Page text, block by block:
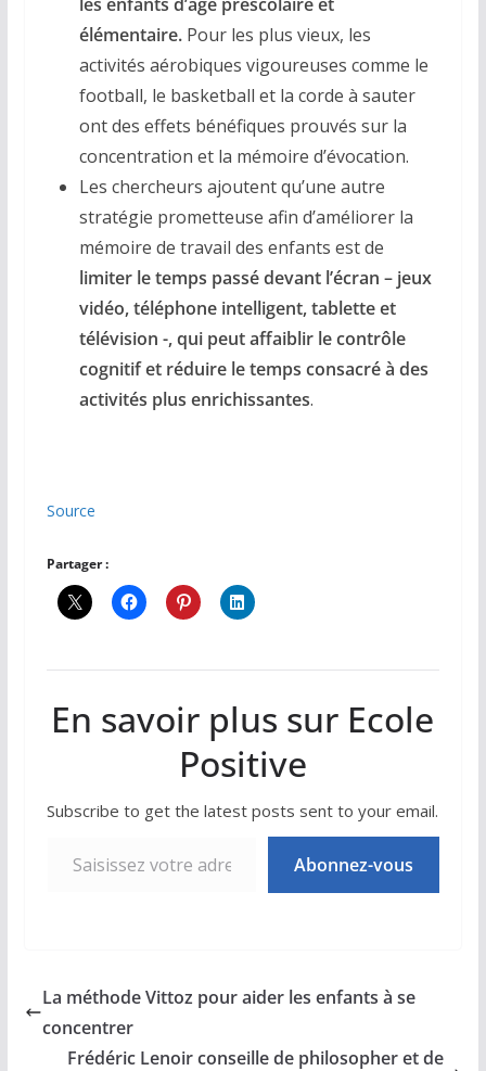
élémentaire.Pour les plus vieux, les
activités aérobiques vigoureuses comme le
football, le basketball et la corde à sauter
ont des effets bénéfiques prouvés sur la
concentration et la mémoire d’évocation.
Les chercheurs ajoutent qu’une autre
stratégie prometteuse afin d’améliorer la
mémoire de travail des enfants est de
limiter le temps passé devant l’écran – jeux
vidéo, téléphone intelligent, tablette et
télévision -, qui peut affaiblir le contrôle
cognitif et réduire le temps consacré à des
activités plus enrichissantes.
Source
Partager :
En savoir plus sur Ecole
Positive
Subscribe to get the latest posts sent to your email.
Abonnez-vous
La méthode Vittoz pour aider les enfants à se
concentrer
Frédéric Lenoir conseille de philosopher et de